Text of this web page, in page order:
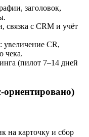
заголовок,
связка с CRM и учёт
увеличение CR,
чека.
(пилот 7–14 дней
на карточку и сбор